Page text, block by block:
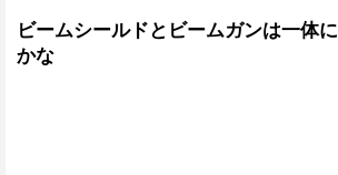
ビームシールドとビームガンは一体
かな